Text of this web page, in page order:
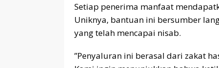
​Setiap penerima manfaat
Uniknya, bantuan ini bersumber
yang telah mencapai nisab.
​”Penyaluran ini berasal dari zakat